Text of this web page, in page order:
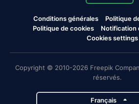
Conditions générales
Politique
Politique de cookies
Notification
Cookies settings
Copyright © 2010-2026 Freepik
réservés.
Français